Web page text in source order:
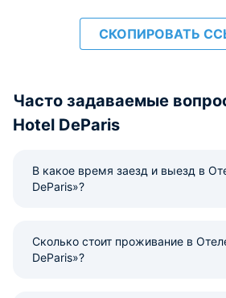
СКОПИРОВАТЬ
Часто задаваемые
Hotel DeParis
В какое время заезд и выезд в
DeParis»?
Сколько стоит проживание в
DeParis»?